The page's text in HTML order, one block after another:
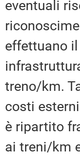
eventuali
effettuano
treno/km.
costi
è ripartito
ai treni/km